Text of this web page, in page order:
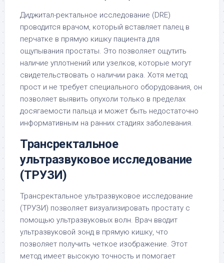
Диджитал-ректальное исследование (DRE)
проводится врачом, который вставляет палец в
перчатке в прямую кишку пациента для
ощупывания простаты. Это позволяет ощутить
наличие уплотнений или узелков, которые могут
свидетельствовать о наличии рака. Хотя метод
прост и не требует специального оборудования, он
позволяет выявить опухоли только в пределах
досягаемости пальца и может быть недостаточно
информативным на ранних стадиях заболевания.
Трансректальное
ультразвуковое исследование
(ТРУЗИ)
Трансректальное ультразвуковое исследование
(ТРУЗИ) позволяет визуализировать простату с
помощью ультразвуковых волн. Врач вводит
ультразвуковой зонд в прямую кишку, что
позволяет получить четкое изображение. Этот
метод имеет высокую точность и помогает